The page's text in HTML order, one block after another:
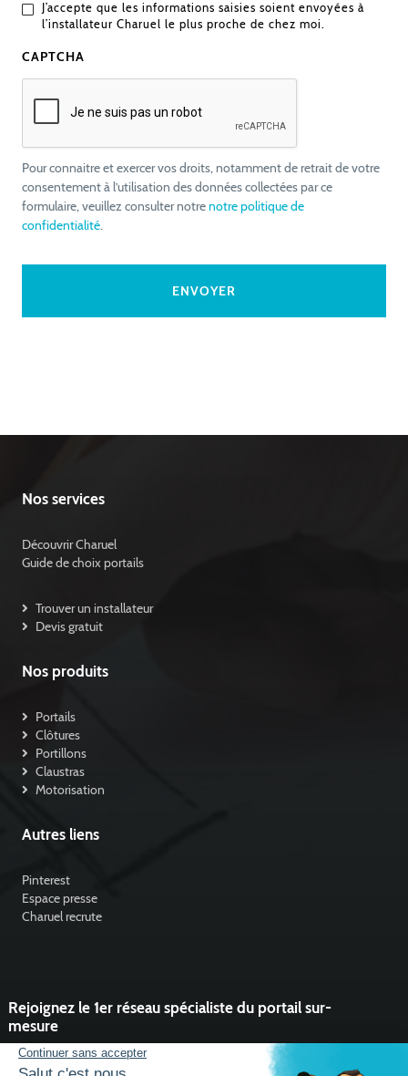
J’accepte que les informations saisies soient envoyées à
l’installateur Charuel le plus proche de chez moi.
CAPTCHA
Pour connaitre et exercer vos droits, notamment de retrait de votre
consentement à l’utilisation des données collectées par ce
formulaire, veuillez consulter notrenotre politique de
confidentialité.
Nos services
Découvrir Charuel
Guide de choix portails
Trouver un installateur
Devis gratuit
Nos produits
Portails
Clôtures
Portillons
Claustras
Motorisation
Autres liens
Pinterest
Espace presse
Charuel recrute
Rejoignez le 1er réseau spécialiste du portail sur-
mesure
Vous souhaitez développer l'activité portail de votre entreprise ?